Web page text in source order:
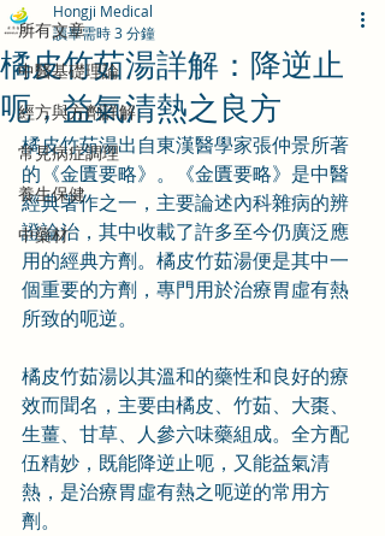
所有文章
中醫基礎理論
經方與方劑詳解
常見病症調理
養生保健
中藥材
橘皮竹茹湯詳解：降逆止
呃，益氣清熱之良方
Hongji Medical
讀畢需時 3 分鐘
橘皮竹茹湯出自東漢醫學家張仲景所著
的《金匱要略》。《金匱要略》是中醫
經典著作之一，主要論述內科雜病的辨
證論治，其中收載了許多至今仍廣泛應
用的經典方劑。橘皮竹茹湯便是其中一
個重要的方劑，專門用於治療胃虛有熱
所致的呃逆。
橘皮竹茹湯以其溫和的藥性和良好的療
效而聞名，主要由橘皮、竹茹、大棗、
生薑、甘草、人參六味藥組成。全方配
伍精妙，既能降逆止呃，又能益氣清
熱，是治療胃虛有熱之呃逆的常用方
劑。